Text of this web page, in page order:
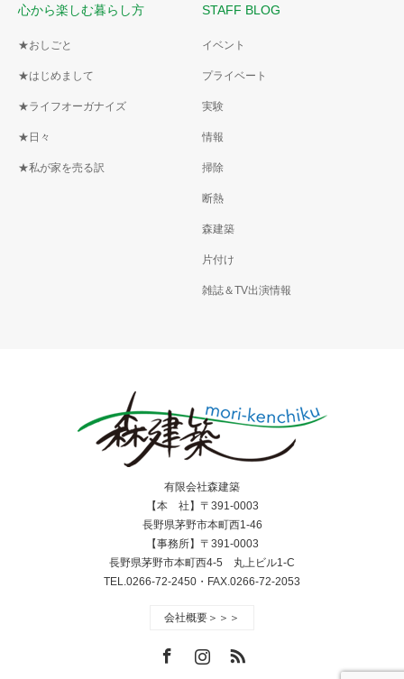
心から楽しむ暮らし方
★おしごと
★はじめまして
★ライフオーガナイズ
★日々
★私が家を売る訳
STAFF BLOG
イベント
プライベート
実験
情報
掃除
断熱
森建築
片付け
雑誌＆TV出演情報
有限会社森建築
【本 社】〒391-0003
長野県茅野市本町西1-46
【事務所】〒391-0003
長野県茅野市本町西4-5 丸上ビル1-C
TEL.0266-72-2450・FAX.0266-72-2053
会社概要＞＞＞